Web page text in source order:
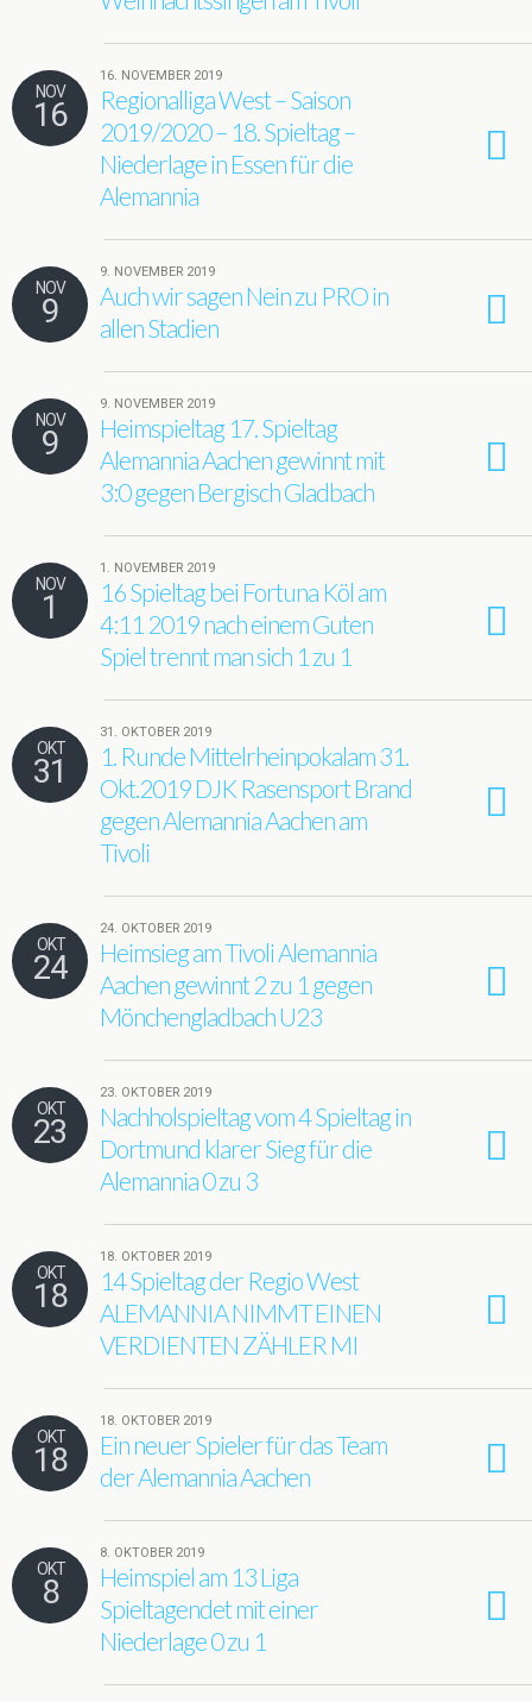
NOV
16
16. NOVEMBER 2019
Regionalliga West – Saison
2019/2020 – 18. Spieltag –
Niederlage in Essen für die
Alemannia
NOV
9
9. NOVEMBER 2019
Auch wir sagen Nein zu PRO in
allen Stadien
NOV
9
9. NOVEMBER 2019
Heimspieltag 17. Spieltag
Alemannia Aachen gewinnt mit
3:0 gegen Bergisch Gladbach
NOV
1
1. NOVEMBER 2019
16 Spieltag bei Fortuna Köl am
4:11 2019 nach einem Guten
Spiel trennt man sich 1 zu 1
OKT
31
31. OKTOBER 2019
1. Runde Mittelrheinpokalam 31.
Okt.2019 DJK Rasensport Brand
gegen Alemannia Aachen am
Tivoli
OKT
24
24. OKTOBER 2019
Heimsieg am Tivoli Alemannia
Aachen gewinnt 2 zu 1 gegen
Mönchengladbach U23
OKT
23
23. OKTOBER 2019
Nachholspieltag vom 4 Spieltag in
Dortmund klarer Sieg für die
Alemannia 0 zu 3
OKT
18
18. OKTOBER 2019
14 Spieltag der Regio West
ALEMANNIA NIMMT EINEN
VERDIENTEN ZÄHLER MI
OKT
18
18. OKTOBER 2019
Ein neuer Spieler für das Team
der Alemannia Aachen
OKT
8
8. OKTOBER 2019
Heimspiel am 13 Liga
Spieltagendet mit einer
Niederlage 0 zu 1